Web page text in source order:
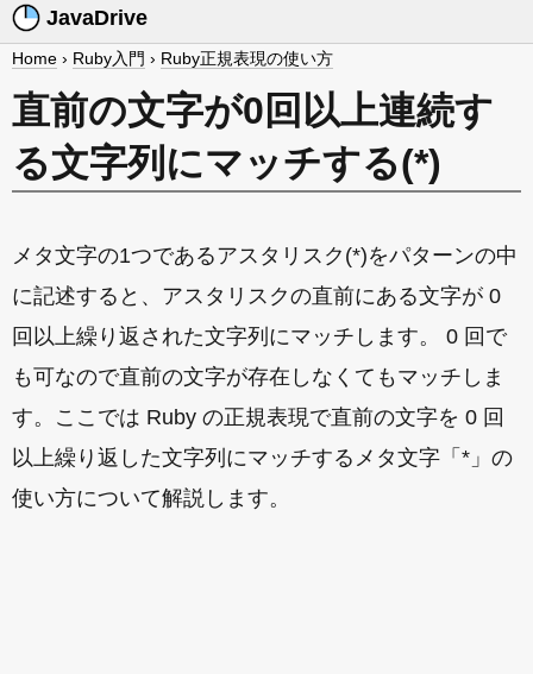
JavaDrive
Home › Ruby入門 › Ruby正規表現の使い方
直前の文字が0回以上連続す
る文字列にマッチする(*)
メタ文字の1つであるアスタリスク(*)をパターンの中
に記述すると、アスタリスクの直前にある文字が 0
回以上繰り返された文字列にマッチします。 0 回で
も可なので直前の文字が存在しなくてもマッチしま
す。ここでは Ruby の正規表現で直前の文字を 0 回
以上繰り返した文字列にマッチするメタ文字「*」の
使い方について解説します。